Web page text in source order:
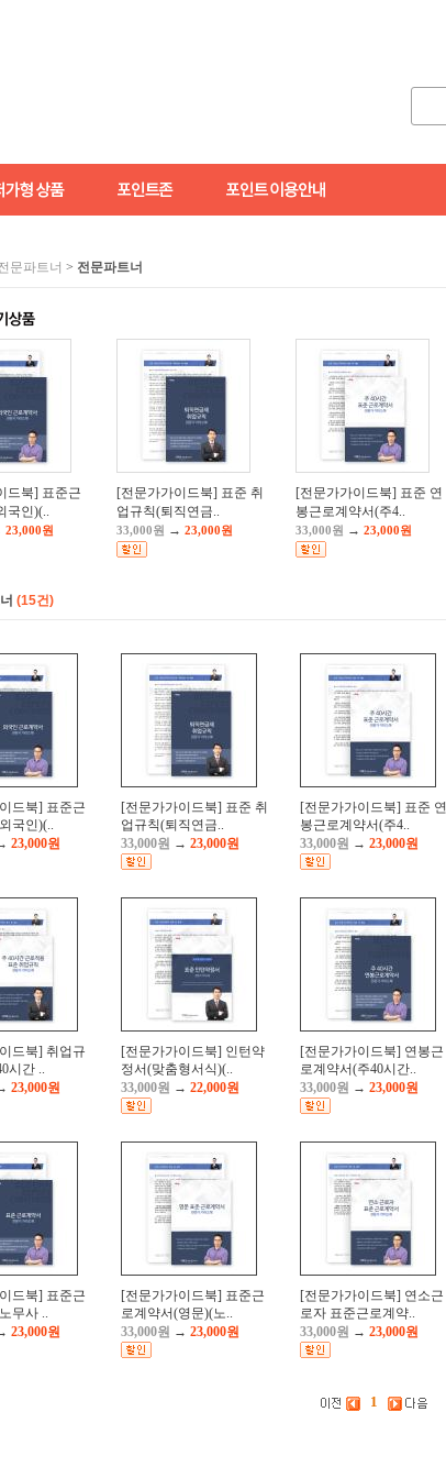
문파트너 > 전문파트너
드북] 표준근
국인)(..
23,000원
[전문가가이드북] 표준 취
업규칙(퇴직연금..
33,000원 → 23,000원
[전문가가이드북] 표준 연
봉근로계약서(주4..
33,000원 → 23,000원
(15건)
드북] 표준근
국인)(..
23,000원
[전문가가이드북] 표준 취
업규칙(퇴직연금..
33,000원 → 23,000원
[전문가가이드북] 표준 연
봉근로계약서(주4..
33,000원 → 23,000원
드북] 취업규
시간 ..
23,000원
[전문가가이드북] 인턴약
정서(맞춤형서식)(..
33,000원 → 22,000원
[전문가가이드북] 연봉근
로계약서(주40시간..
33,000원 → 23,000원
드북] 표준근
무사 ..
23,000원
[전문가가이드북] 표준근
로계약서(영문)(노..
33,000원 → 23,000원
[전문가가이드북] 연소근
로자 표준근로계약..
33,000원 → 23,000원
1